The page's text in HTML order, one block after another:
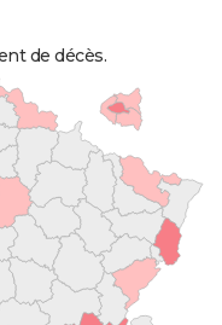
de décès.